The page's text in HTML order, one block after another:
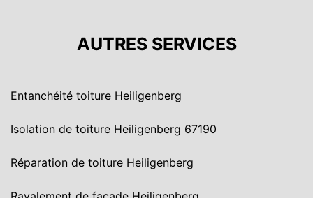
AUTRES SERVICES
Entanchéité toiture Heiligenberg
Isolation de toiture Heiligenberg 67190
Réparation de toiture Heiligenberg